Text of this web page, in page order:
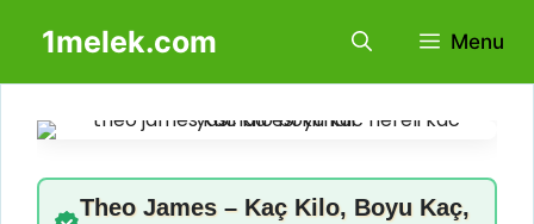
1melek.com Menu
Theo James – Kaç Kilo, Boyu Kaç,